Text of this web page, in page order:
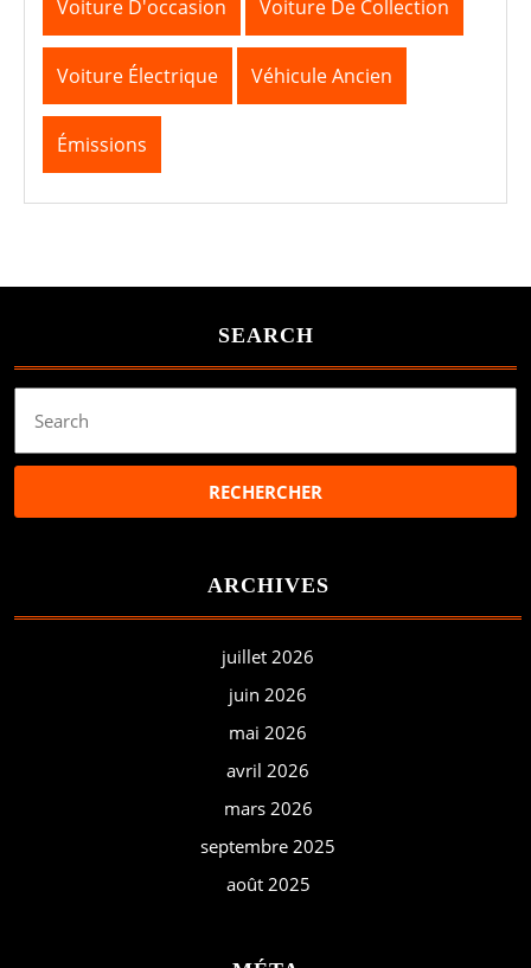
Voiture D'occasion Voiture De Collection
Voiture Électrique Véhicule Ancien
Émissions
SEARCH
for:
ARCHIVES
juillet 2026
juin 2026
mai 2026
avril 2026
mars 2026
septembre 2025
août 2025